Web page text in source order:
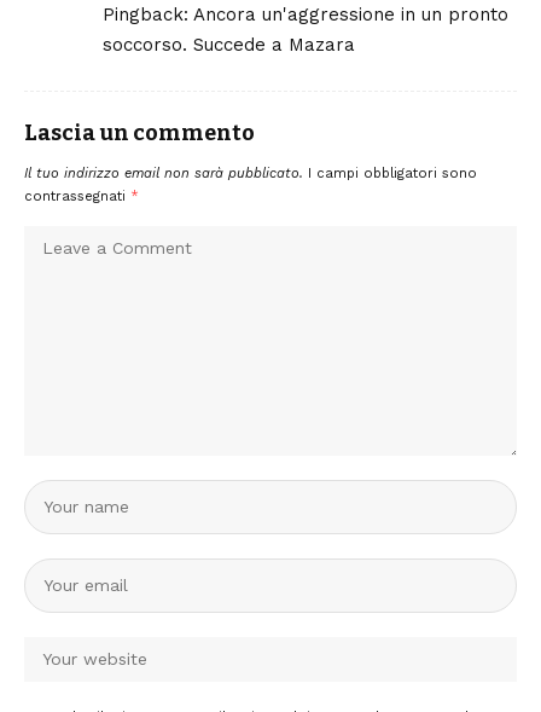
Pingback: Ancora un'aggressione in un pronto
soccorso. Succede a Mazara
Lascia un commento
Il tuo indirizzo email non sarà pubblicato.
I campi obbligatori sono
contrassegnati *